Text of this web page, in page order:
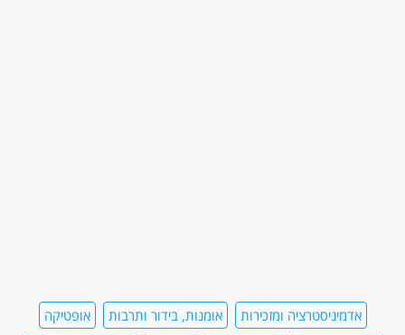
אדמיניסטרציה ומזכירות אומנות, בידור ותרבות
אופטיקה